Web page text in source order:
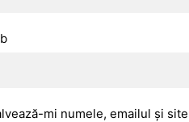
mi numele, emailul și